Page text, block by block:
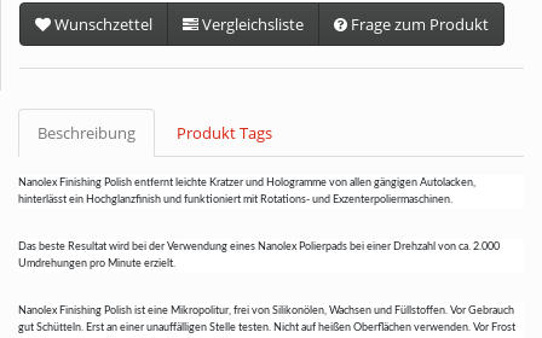
Wunschzettel Vergleichsliste Frage zum Produkt
Beschreibung Produkt Tags
Nanolex Finishing Polish entfernt leichte Kratzer und Hologramme von allen gängigen Autolacken,
hinterlässt ein Hochglanzfinish und funktioniert mit Rotations- und Exzenterpoliermaschinen.
Das beste Resultat wird bei der Verwendung eines Nanolex Polierpads bei einer Drehzahl von ca. 2.000
Umdrehungen pro Minute erzielt.
Nanolex Finishing Polish ist eine Mikropolitur, frei von Silikonölen, Wachsen und Füllstoffen. Vor Gebrauch
gut Schütteln. Erst an einer unauffälligen Stelle testen. Nicht auf heißen Oberflächen verwenden. Vor Frost